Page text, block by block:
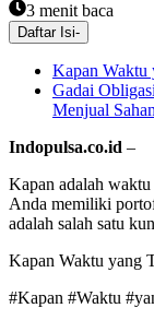
3 menit baca
Daftar Isi-
Kapan Waktu
Gadai
Menjual
Indopulsa.co.id –
Kapan adalah
Anda memiliki
adalah salah satu
Kapan Waktu yang
#Kapan #Waktu